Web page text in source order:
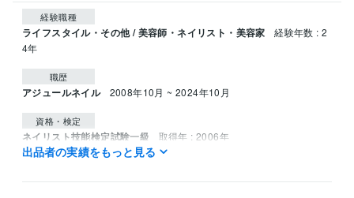
経験職種
ライフスタイル・その他 / 美容師・ネイリスト・美容家
経験年数 : 2
4年
職歴
アジュールネイル 2008年10月 ~ 2024年10月
資格・検定
ネイリスト技能検定試験一級 取得年 : 2006年
ネイリスト協会認定講師 取得年 : 2013年
出品者の実績をもっと見る